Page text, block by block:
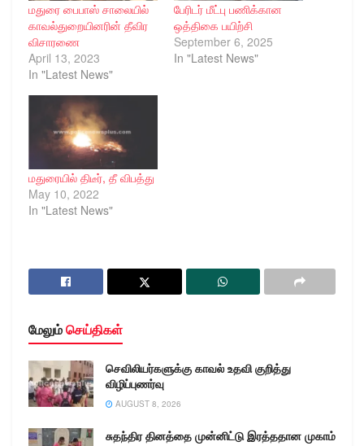
மதுரை பைபாஸ் சாலையில்
காவல்துறையினரின் தீவிர
விசாரணை
April 13, 2023
In "Latest News"
பேரிடர் மீட்பு பணிக்கான
ஒத்திகை பயிற்சி
September 6, 2025
In "Latest News"
மதுரையில் திடீர், தீ விபத்து
May 10, 2022
In "Latest News"
மேலும்செய்திகள்
செவிலியர்களுக்கு காவல் உதவி குறித்து
விழிப்புணர்வு
AUGUST 8, 2026
சுதந்திர தினத்தை முன்னிட்டு இரத்ததான முகாம்